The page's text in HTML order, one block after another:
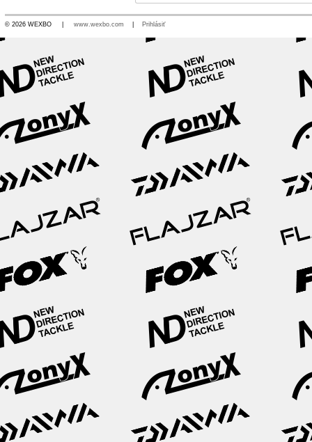
© 2026 WEXBO | www.wexbo.com Prihlásiť